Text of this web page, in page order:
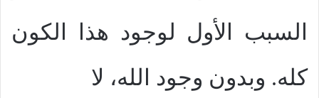
السبب الأول لوجود هذا الكون
كله. وبدون وجود الله، لا